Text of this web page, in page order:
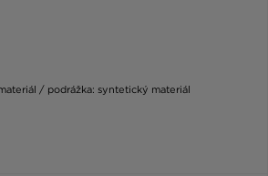
/ podrážka: syntetický materiál